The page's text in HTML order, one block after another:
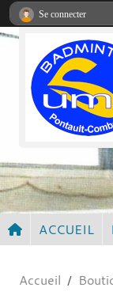
ACCUEIL
Accueil
Se connecter
Panneau de